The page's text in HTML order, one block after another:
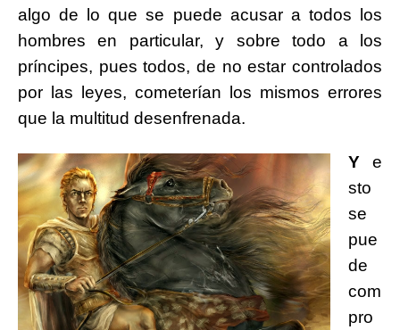
algo de lo que se puede acusar a todos los
hombres en particular, y sobre todo a los
príncipes, pues todos, de no estar controlados
por las leyes, cometerían los mismos errores
que la multitud desenfrenada.
Y e
sto
se
pue
de
com
pro